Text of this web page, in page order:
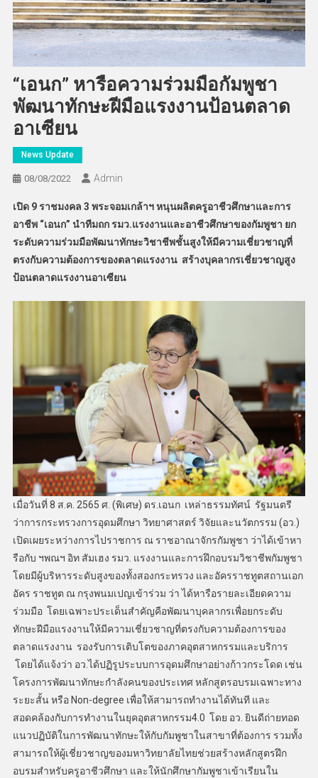
“เอนก” หารือความร่วมมือกัมพูชา
พัฒนาทักษะฝีมือแรงงานป้อนตลาด
อาเซียน
News Update
08/08/2022 Admin
เปิด 9 ราชมงคล 3 พระจอมเกล้าฯ หนุนผลิตครูอาชีวศึกษาและการ
อาชีพ “เอนก” นำทีมถก รมว.แรงงานและอาชีวศึกษาของกัมพูชา ยก
ระดับความร่วมมือพัฒนาทักษะวิชาชีพชั้นสูงให้มีความเชี่ยวชาญที่
ตรงกับความต้องการของตลาดแรงงาน สร้างบุคลากรเชี่ยวชาญสูง
ป้อนตลาดแรงงานอาเซียน
เมื่อวันที่ 8 ส.ค. 2565 ศ. (พิเศษ) ดร.เอนก เหล่าธรรมทัศน์ รัฐมนตรี
ว่าการกระทรวงการอุดมศึกษา วิทยาศาสตร์ วิจัยและนวัตกรรม (อว.)
เปิดเผยระหว่างการไปราชการ ณ ราชอาณาจักรกัมพูชา ว่าได้เข้าหา
รือกับ ฯพณฯ อิท สัมเฮง รมว. แรงงานและการฝึกอบรมวิชาชีพกัมพูชา
โดยมีผู้บริหารระดับสูงของทั้งสองกระทรวง และอัครราชทูตสถานเอก
อัคร ราชทูต ณ กรุงพนมเปญเข้าร่วม ว่า ได้หารือรายละเอียดความ
ร่วมมือ โดยเฉพาะประเด็นสำคัญคือพัฒนาบุคลากรเพื่อยกระดับ
ทักษะฝีมือแรงงานให้มีความเชี่ยวชาญที่ตรงกับความต้องการของ
ตลาดแรงงาน รองรับการเติบโตของภาคอุตสาหกรรมและบริการ
โดยได้แจ้งว่า อว.ได้ปฏิรูประบบการอุดมศึกษาอย่างก้าวกระโดด เช่น
โครงการพัฒนาทักษะกำลังคนของประเทศ หลักสูตรอบรมเฉพาะทาง
ระยะสั้น หรือ Non-degree เพื่อให้สามารถทำงานได้ทันที และ
สอดคล้องกับการทำงานในยุคอุตสาหกรรม4.0 โดย อว. ยินดีถ่ายทอด
แนวปฏิบัติในการพัฒนาทักษะให้กับกัมพูชาในสาขาที่ต้องการ รวมทั้ง
สามารถให้ผู้เชี่ยวชาญของมหาวิทยาลัยไทยช่วยสร้างหลักสูตรฝึก
อบรมสำหรับครูอาชีวศึกษา และให้นักศึกษากัมพูชาเข้าเรียนใน